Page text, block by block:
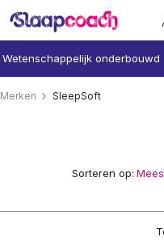
Wetenschappelijk onderbouwd
Merken SleepSoft
Sorteren op: